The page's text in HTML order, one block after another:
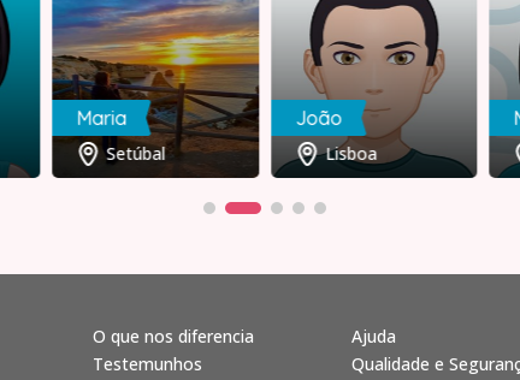
Maria
Setúbal
João
Lisboa
O que nos diferencia
Testemunhos
Ajuda
Qualidade e